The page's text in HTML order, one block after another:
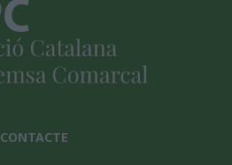
CONTACTE